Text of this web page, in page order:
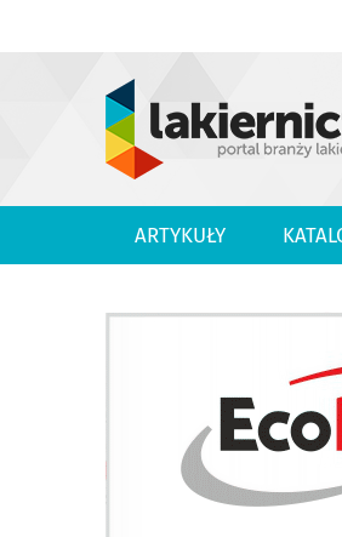
ARTYKUŁY